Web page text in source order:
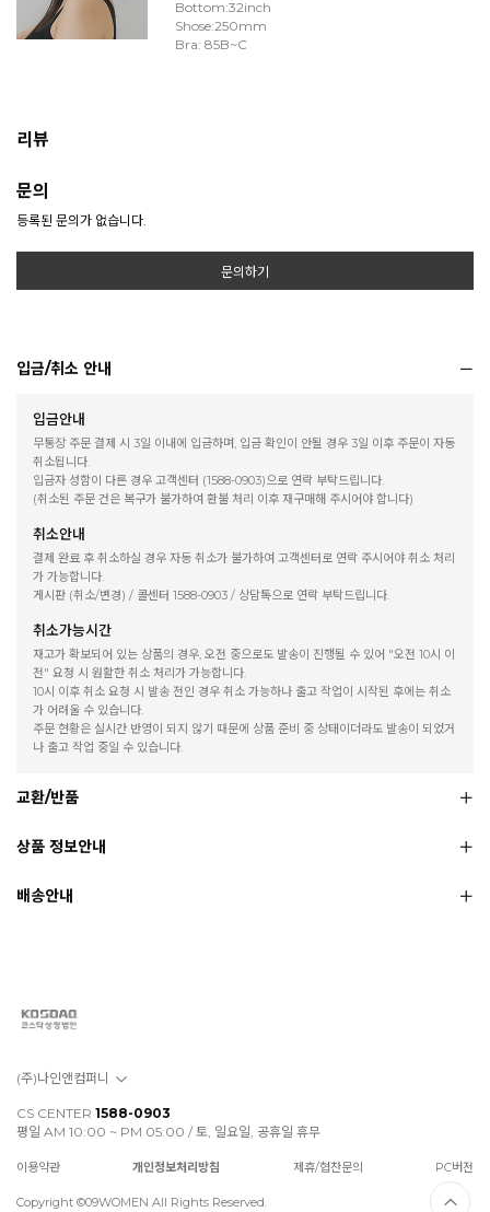
Bottom:32inch
Shose:250mm
Bra: 85B~C
리뷰
문의
등록된 문의가 없습니다.
문의하기
입금/취소 안내
입금안내
무통장 주문 결제 시 3일 이내에 입금하며, 입금 확인이 안될 경우 3일 이후 주문이 자동
취소됩니다.
입금자 성함이 다른 경우 고객센터 (1588-0903)으로 연락 부탁드립니다.
(취소된 주문 건은 복구가 불가하여 환불 처리 이후 재구매해 주시어야 합니다)
취소안내
결제 완료 후 취소하실 경우 자동 취소가 불가하여 고객센터로 연락 주시어야 취소 처리
가 가능합니다.
게시판 (취소/변경) / 콜센터 1588-0903 / 상담톡으로 연락 부탁드립니다.
취소가능시간
재고가 확보되어 있는 상품의 경우, 오전 중으로도 발송이 진행될 수 있어 "오전 10시 이
전" 요청 시 원활한 취소 처리가 가능합니다.
10시 이후 취소 요청 시 발송 전인 경우 취소 가능하나 출고 작업이 시작된 후에는 취소
가 어려울 수 있습니다.
주문 현황은 실시간 반영이 되지 않기 때문에 상품 준비 중 상태이더라도 발송이 되었거
나 출고 작업 중일 수 있습니다.
교환/반품
상품 정보안내
배송안내
(주)나인앤컴퍼니
CS CENTER 1588-0903
평일 AM 10:00 ~ PM 05:00 / 토, 일요일, 공휴일 휴무
이용약관 개인정보처리방침 제휴/협찬문의 PC버전
Copyright ©09WOMEN All Rights Reserved.